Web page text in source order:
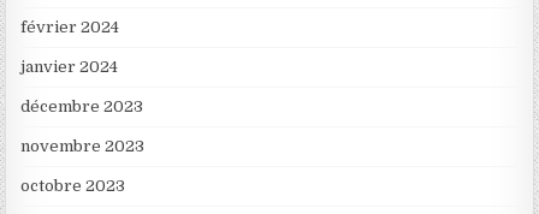
février 2024
janvier 2024
décembre 2023
novembre 2023
octobre 2023